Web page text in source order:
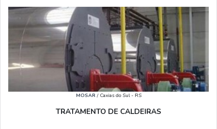
MOSAR/ Caxias do Sul - RS
TRATAMENTO DE CALDEIRAS